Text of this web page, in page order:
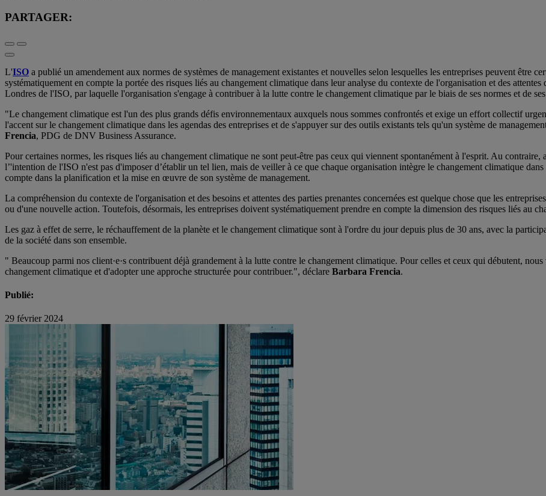
PARTAGER:
L'ISO a publié un amendement aux normes de systèmes de management existantes et nouvelles selon lesquelles les entreprises peuvent être
systématiquement en compte la portée des risques liés au changement climatique dans leur analyse du contexte de l'organisation et des
Londres de l'ISO, par laquelle l'organisation s'engage à contribuer à la lutte contre le changement climatique par le biais de ses normes et de
"Le changement climatique est l'un des plus grands défis environnementaux auxquels nous sommes confrontés et exige un effort collectif
l'accent sur le changement climatique dans les agendas des entreprises et de s'appuyer sur des outils existants tels qu'un système de
Frencia, PDG de DNV Business Assurance.
Pour certaines normes, les risques liés au changement climatique ne sont peut-être pas ceux qui viennent spontanément à l'esprit. Au
l’'intention de l'ISO n'est pas d'imposer d’établir un tel lien, mais de veiller à ce que chaque organisation intègre le changement climatique
compte dans la planification et la mise en œuvre de son système de management.
La compréhension du contexte de l'organisation et des besoins et attentes des parties prenantes concernées est quelque chose que les
ou d'une nouvelle action. Toutefois, désormais, les entreprises doivent systématiquement prendre en compte la dimension des risques liés au
Les gaz à effet de serre, le réchauffement de la planète et le changement climatique sont à l'ordre du jour depuis plus de 30 ans, avec la
de la société dans son ensemble.
" Beaucoup parmi nos client·e·s contribuent déjà grandement à la lutte contre le changement climatique. Pour celles et ceux qui débutent,
changement climatique et d'adopter une approche structurée pour contribuer.", déclare Barbara Frencia.
Publié:
29 février 2024